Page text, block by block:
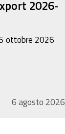
2026-
ottobre 2026
6 agosto 2026